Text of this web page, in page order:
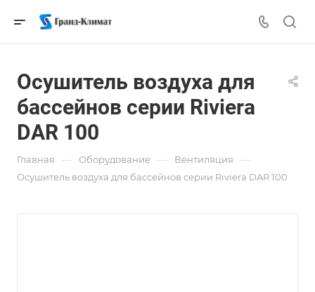
Осушитель воздуха для
бассейнов cерии Riviera
DAR 100
Главная — Оборудование — Вентиляция —
Осушитель воздуха для бассейнов cерии Riviera DAR 100